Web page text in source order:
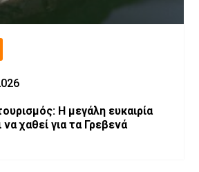
Η μεγάλη ευκαιρία
χαθεί για τα Γρεβενά